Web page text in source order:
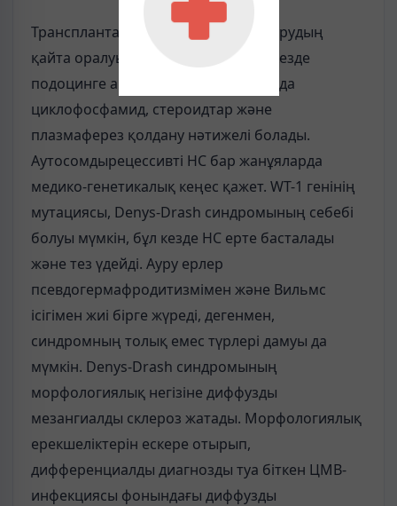
Трансплантацияланған бүйрекке аурудың
қайта оралуы сирек кездеседі. Бұл кезде
подоцинге антиденені анықтамаса да
циклофосфамид, стероидтар және
плазмаферез қолдану нәтижелі болады.
Аутосомдырецессивті НС бар жанұяларда
медико-генетикалық кеңес қажет. WT-1 генінің
мутациясы, Denys-Drash синдромының себебі
болуы мүмкін, бұл кезде НС ерте басталады
және тез үдейді. Ауру ерлер
псевдогермафродитизмімен және Вильмс
ісігімен жиі бірге жүреді, дегенмен,
синдромның толық емес түрлері дамуы да
мүмкін. Denys-Drash синдромының
морфологиялық негізіне диффузды
мезангиалды склероз жатады. Морфологиялық
ерекшеліктерін ескере отырып,
дифференциалды диагнозды туа біткен ЦМВ-
инфекциясы фонындағы диффузды